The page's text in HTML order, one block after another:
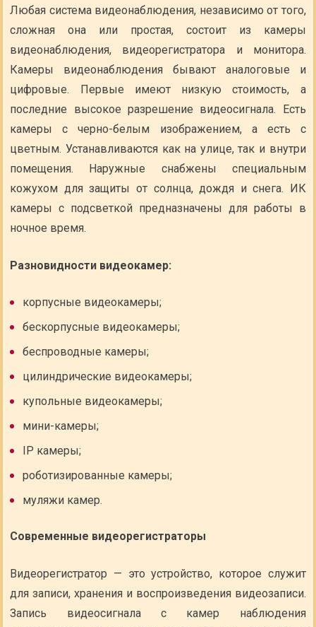
Любая система видеонаблюдения, независимо от того,
сложная она или простая, состоит из камеры
видеонаблюдения, видеорегистратора и монитора.
Камеры видеонаблюдения бывают аналоговые и
цифровые. Первые имеют низкую стоимость, а
последние высокое разрешение видеосигнала. Есть
камеры с черно-белым изображением, а есть с
цветным. Устанавливаются как на улице, так и внутри
помещения. Наружные снабжены специальным
кожухом для защиты от солнца, дождя и снега. ИК
камеры с подсветкой предназначены для работы в
ночное время.
Разновидности видеокамер:
корпусные видеокамеры;
бескорпусные видеокамеры;
беспроводные камеры;
цилиндрические видеокамеры;
купольные видеокамеры;
мини-камеры;
IP камеры;
роботизированные камеры;
муляжи камер.
Современные видеорегистраторы
Видеорегистратор — это устройство, которое служит
для записи, хранения и воспроизведения видеозаписи.
Запись видеосигнала с камер наблюдения